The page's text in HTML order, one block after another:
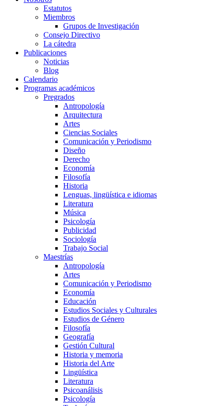
Estatutos
Miembros
Grupos de Investigación
Consejo Directivo
La cátedra
Publicaciones
Noticias
Blog
Calendario
Programas académicos
Pregrados
Antropología
Arquitectura
Artes
Ciencias Sociales
Comunicación y Periodismo
Diseño
Derecho
Economía
Filosofía
Historia
Lenguas, lingüística e idiomas
Literatura
Música
Psicología
Publicidad
Sociología
Trabajo Social
Maestrías
Antropología
Artes
Comunicación y Periodismo
Economía
Educación
Estudios Sociales y Culturales
Estudios de Género
Filosofía
Geografía
Gestión Cultural
Historia y memoria
Historia del Arte
Lingüística
Literatura
Psicoanálisis
Psicología